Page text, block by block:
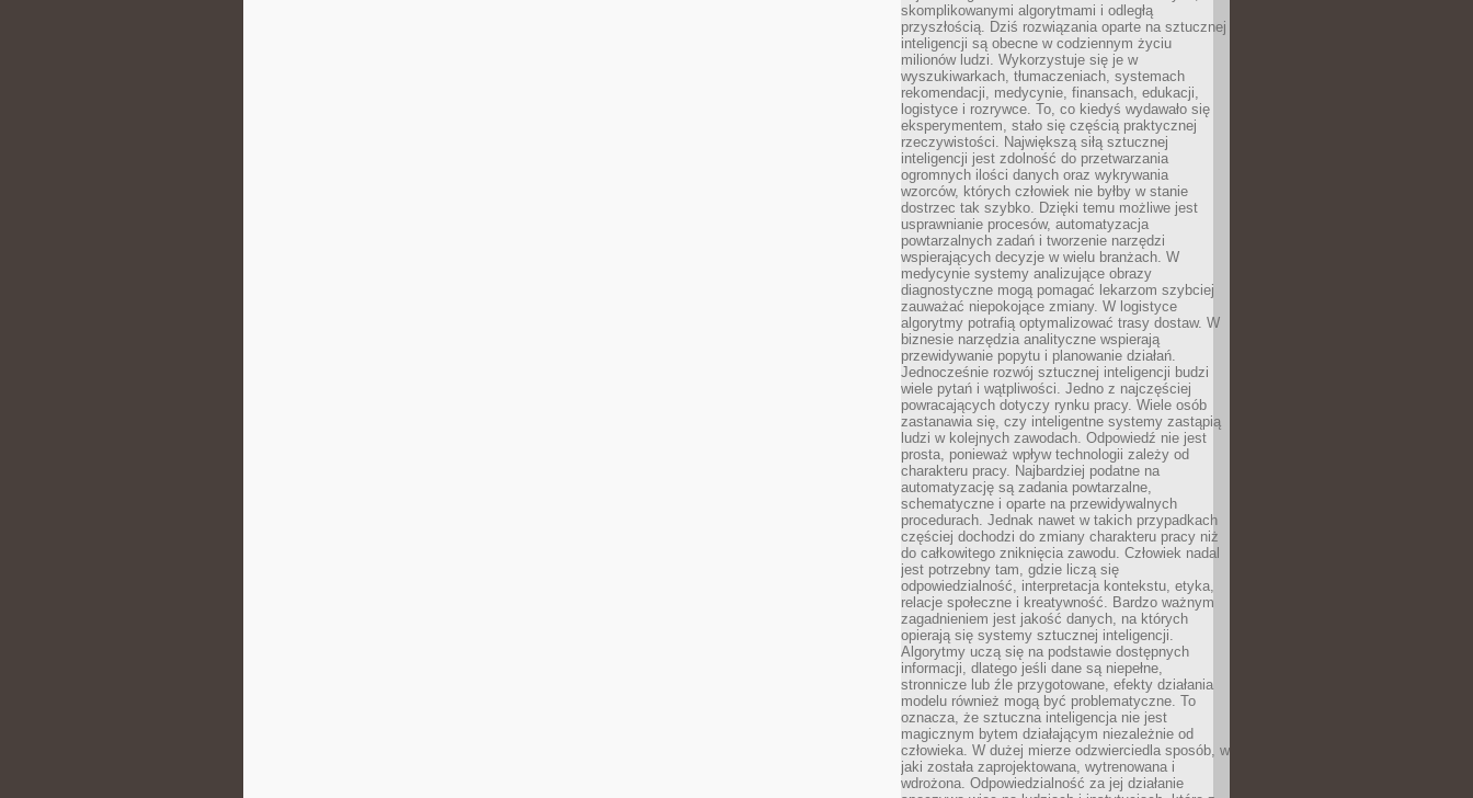
skomplikowanymi algorytmami i odległą
przyszłością. Dziś rozwiązania oparte na sztucznej
inteligencji są obecne w codziennym życiu
milionów ludzi. Wykorzystuje się je w
wyszukiwarkach, tłumaczeniach, systemach
rekomendacji, medycynie, finansach, edukacji,
logistyce i rozrywce. To, co kiedyś wydawało się
eksperymentem, stało się częścią praktycznej
rzeczywistości. Największą siłą sztucznej
inteligencji jest zdolność do przetwarzania
ogromnych ilości danych oraz wykrywania
wzorców, których człowiek nie byłby w stanie
dostrzec tak szybko. Dzięki temu możliwe jest
usprawnianie procesów, automatyzacja
powtarzalnych zadań i tworzenie narzędzi
wspierających decyzje w wielu branżach. W
medycynie systemy analizujące obrazy
diagnostyczne mogą pomagać lekarzom szybciej
zauważać niepokojące zmiany. W logistyce
algorytmy potrafią optymalizować trasy dostaw. W
biznesie narzędzia analityczne wspierają
przewidywanie popytu i planowanie działań.
Jednocześnie rozwój sztucznej inteligencji budzi
wiele pytań i wątpliwości. Jedno z najczęściej
powracających dotyczy rynku pracy. Wiele osób
zastanawia się, czy inteligentne systemy zastąpią
ludzi w kolejnych zawodach. Odpowiedź nie jest
prosta, ponieważ wpływ technologii zależy od
charakteru pracy. Najbardziej podatne na
automatyzację są zadania powtarzalne,
schematyczne i oparte na przewidywalnych
procedurach. Jednak nawet w takich przypadkach
częściej dochodzi do zmiany charakteru pracy niż
do całkowitego zniknięcia zawodu. Człowiek nadal
jest potrzebny tam, gdzie liczą się
odpowiedzialność, interpretacja kontekstu, etyka,
relacje społeczne i kreatywność. Bardzo ważnym
zagadnieniem jest jakość danych, na których
opierają się systemy sztucznej inteligencji.
Algorytmy uczą się na podstawie dostępnych
informacji, dlatego jeśli dane są niepełne,
stronnicze lub źle przygotowane, efekty działania
modelu również mogą być problematyczne. To
oznacza, że sztuczna inteligencja nie jest
magicznym bytem działającym niezależnie od
człowieka. W dużej mierze odzwierciedla sposób, w
jaki została zaprojektowana, wytrenowana i
wdrożona. Odpowiedzialność za jej działanie